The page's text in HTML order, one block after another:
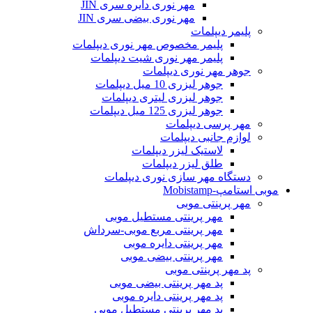
مهر نوری دایره سری JIN
مهر نوری بیضی سری JIN
پلیمر دیپلمات
پلیمر مخصوص مهر نوری دیپلمات
پلیمر مهر نوری شیت دیپلمات
جوهر مهر نوری دیپلمات
جوهر لیزری 10 میل دیپلمات
جوهر لیزری لیتری دیپلمات
جوهر لیزری 125 میل دیپلمات
مهر پرسی دیپلمات
لوازم جانبی دیپلمات
لاستیک لیزر دیپلمات
طلق لیزر دیپلمات
دستگاه مهر سازی نوری دیپلمات
موبی استامپ-Mobistamp
مهر پرینتی موبی
مهر پرینتی مستطیل موبی
مهر پرینتی مربع موبی-سرداش
مهر پرینتی دایره موبی
مهر پرینتی بیضی موبی
پد مهر پرینتی موبی
پد مهر پرینتی بیضی موبی
پد مهر پرینتی دایره موبی
پد مهر پرینتی مستطیل موبی